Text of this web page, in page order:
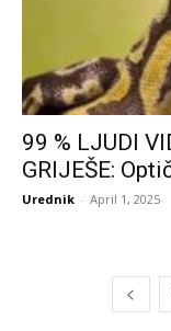
99 % LJUDI
GRIJEŠE:
Urednik - April 1, 2025